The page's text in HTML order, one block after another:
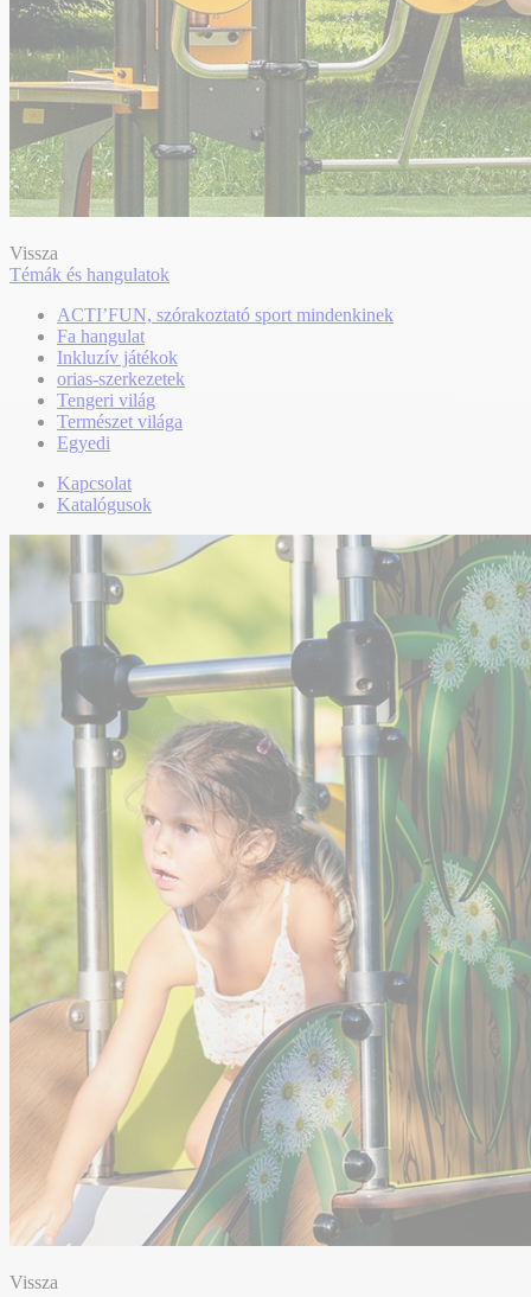
Vissza
Témák és hangulatok
ACTI’FUN, szórakoztató sport mindenkinek
Fa hangulat
Inkluzív játékok
orias-szerkezetek
Tengeri világ
Természet világa
Egyedi
Kapcsolat
Katalógusok
Vissza